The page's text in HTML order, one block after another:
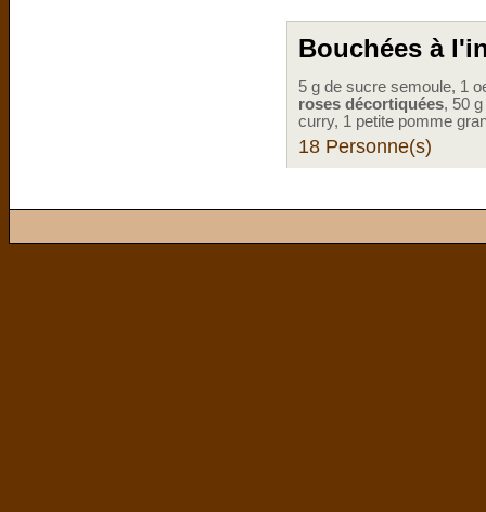
Bouchées à
5 g de sucre semoule, 1
roses décortiquées, 50
curry, 1 petite pomme
18 Personne(s)